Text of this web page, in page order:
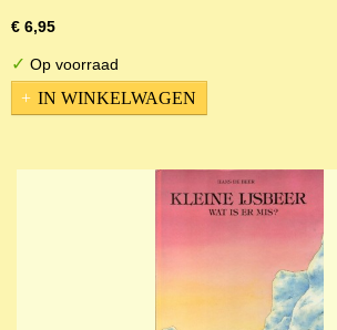
€ 6,95
✓ Op voorraad
IN WINKELWAGEN